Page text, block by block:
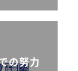
の努力